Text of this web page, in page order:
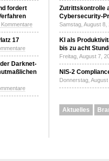
fordert
17
Darknet-
Zutrittskontrolle
Cybersecurity-
Samstag, August
KI als
bis zu acht
Freitag, August 7,
NIS-2
Donnerstag,
Aktuelles